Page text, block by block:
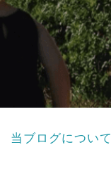
当ブログについて